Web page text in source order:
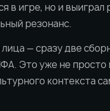
в игре, но и
резонанс.
— сразу две
Это уже не просто
контекста